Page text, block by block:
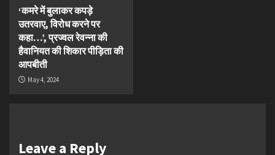
‘कमरे में बुलाकर कपड़े
उतरवाए, विरोध करने पर
कहा…’, प्रज्वल रेवन्ना की
हैवानियत की शिकार पीड़िता की
आपबीती
May 4, 2024
Leave a Reply